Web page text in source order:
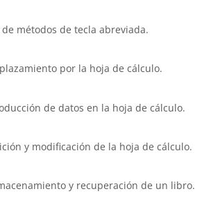
de métodos de tecla abreviada.
por la hoja de cálculo.
de datos en la hoja de cálculo.
y modificación de la hoja de cálculo.
y recuperación de un libro.